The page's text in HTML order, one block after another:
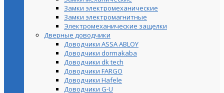
Замки электромеханические
Замки электромагнитные
Электромеханические защелки
Дверные доводчики
Доводчики ASSA ABLOY
Доводчики dormakaba
Доводчики dk tech
Доводчики FARGO
Доводчики Hafele
Доводчики G-U